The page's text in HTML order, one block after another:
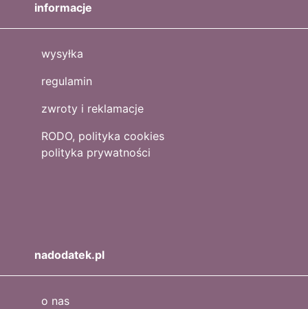
informacje
wysyłka
regulamin
zwroty i reklamacje
RODO, polityka cookies
polityka prywatności
nadodatek.pl
o nas